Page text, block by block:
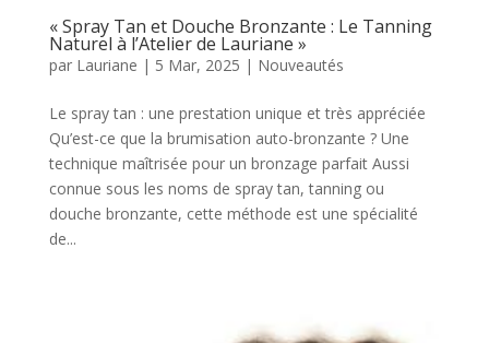
« Spray Tan et Douche Bronzante : Le Tanning
Naturel à l’Atelier de Lauriane »
par Lauriane | 5 Mar, 2025 | Nouveautés
Le spray tan : une prestation unique et très appréciée
Qu’est-ce que la brumisation auto-bronzante ? Une
technique maîtrisée pour un bronzage parfait Aussi
connue sous les noms de spray tan, tanning ou
douche bronzante, cette méthode est une spécialité
de...